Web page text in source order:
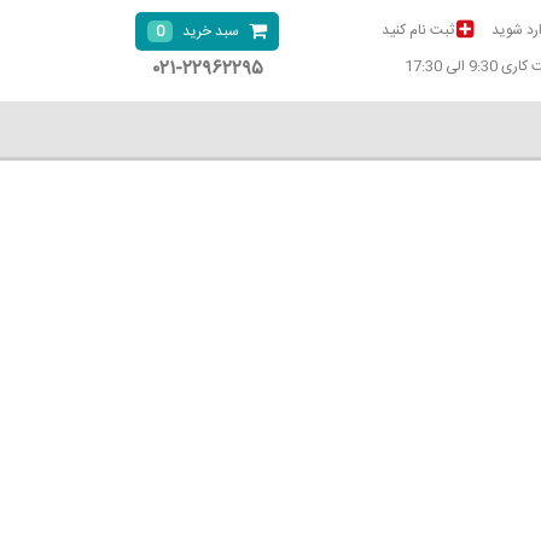
شوید
ثبت نام کنید
الی 17:30
سبد خرید 0
۰۲۱-۲۲۹۶۲۲۹۵